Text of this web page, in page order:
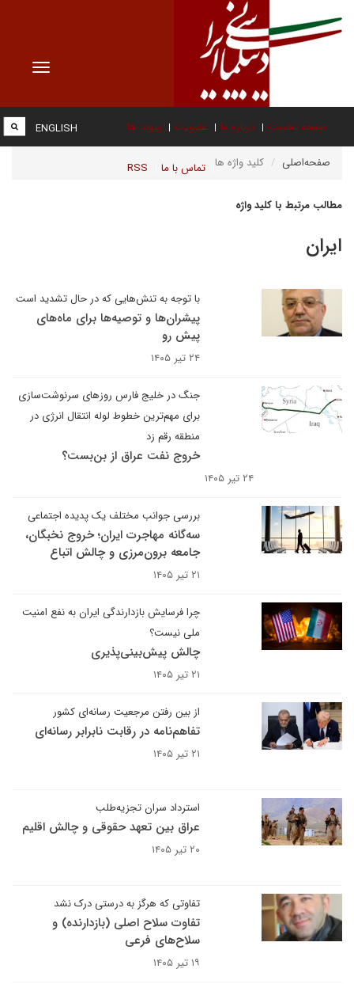
Toggle
صفحه نخست درباره ما عضویت پیوند ها
تماس با ما RSS
ENGLISH
صفحه‌اصلی کلید واژه ها
مطالب مرتبط با کلید واژه
ایران
با توجه به تنش‌هایی که در حال تشدید است
پیشران‌ها و توصیه‌ها برای ماه‌های
پیش رو
۲۴ تیر ۱۴۰۵
جنگ در خلیج فارس روزهای سرنوشت‌سازی
برای مهم‌ترین خطوط لوله انتقال انرژی در
منطقه رقم زد
خروج نفت عراق از بن‌بست؟
۲۴ تیر ۱۴۰۵
بررسی جوانب مختلف یک پدیده اجتماعی
سه‌گانه مهاجرت ایران؛ خروج نخبگان،
جامعه برون‌مرزی و چالش اتباع
۲۱ تیر ۱۴۰۵
چرا فرسایش بازدارندگی ایران به نفع امنیت
ملی نیست؟
چالش پیش‌بینی‌پذیری
۲۱ تیر ۱۴۰۵
از بین‌ رفتن مرجعیت رسانه‌ای کشور
تفاهم‌نامه در رقابت نابرابر رسانه‌ای
۲۱ تیر ۱۴۰۵
استرداد سران تجزیه‌طلب
عراق بین تعهد حقوقی و چالش اقلیم
۲۰ تیر ۱۴۰۵
تفاوتی که هرگز به درستی درک نشد
تفاوت سلاح اصلی (بازدارنده) و
سلاح‌های فرعی
۱۹ تیر ۱۴۰۵